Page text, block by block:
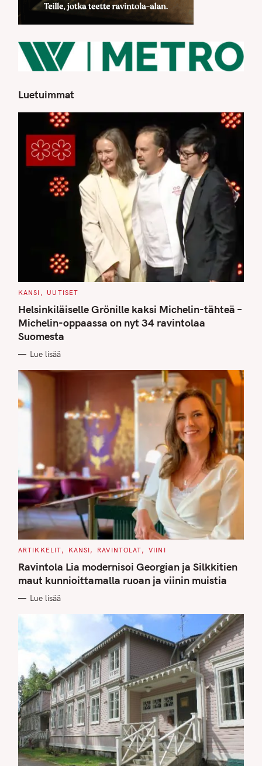
Luetuimmat
C
T
E
G
O
R
I
S
KANSI UUTISET
Helsinkiläiselle Grönille kaksi Michelin-tähteä –
Michelin-oppaassa on nyt 34 ravintolaa
Suomesta
Lue lisää
C
T
E
G
O
I
ARTIKKELIT KANSI RAVINTOLAT VIINI
Ravintola Lia modernisoi Georgian ja Silkkitien
maut kunnioittamalla ruoan ja viinin muistia
Lue lisää